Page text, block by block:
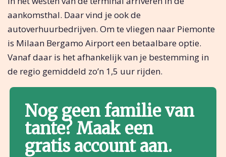
aankomsthal. Daar vind je ook de
autoverhuurbedrijven. Om te vliegen naar Piemonte
is Milaan Bergamo Airport een betaalbare optie.
Vanaf daar is het afhankelijk van je bestemming in
de regio gemiddeld zo’n 1,5 uur rijden.
Nog geen familie van
tante? Maak een
gratis account aan.